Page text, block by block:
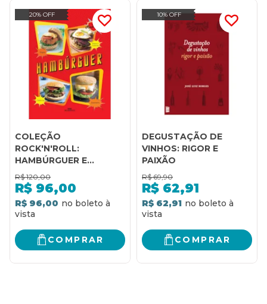
20% OFF
COLEÇÃO
ROCK'N'ROLL:
HAMBÚRGUER E
SORVETES & MILK-
SHAKES
R$ 120,00
R$ 96,00
R$ 96,00
COMPRAR
10% OFF
DEGUSTAÇÃO DE
VINHOS: RIGOR E
PAIXÃO
R$ 69,90
R$ 62,91
R$ 62,91
COMPRAR